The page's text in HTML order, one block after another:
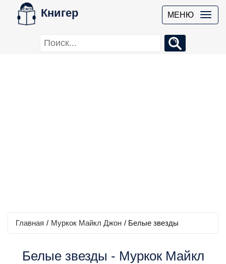
Книгер МЕНЮ
Главная / Муркок Майкл Джон / Белые звезды
Белые звезды - Муркок Майкл